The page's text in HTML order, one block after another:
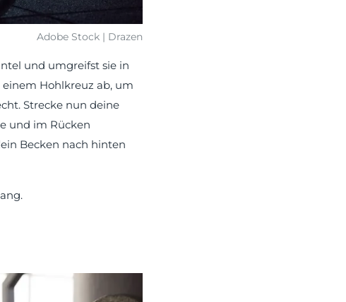
Adobe Stock | Drazen
und umgreifst sie in
Hohlkreuz ab, um
Strecke nun deine
und im Rücken
Becken nach hinten